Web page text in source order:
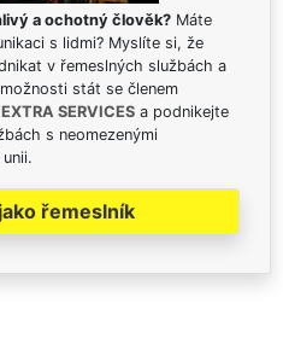
a ochotný člověk? Máte
s lidmi? Myslíte si, že
v řemeslných službách a
stát se členem
EXTRA SERVICES a podnikejte
s neomezenými
řemeslník